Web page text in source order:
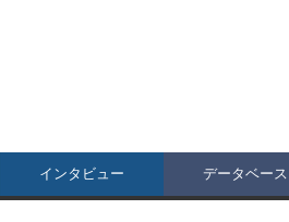
インタビュー データベース